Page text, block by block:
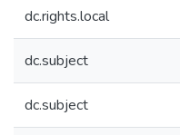
dc.rights.local
dc.subject
dc.subject